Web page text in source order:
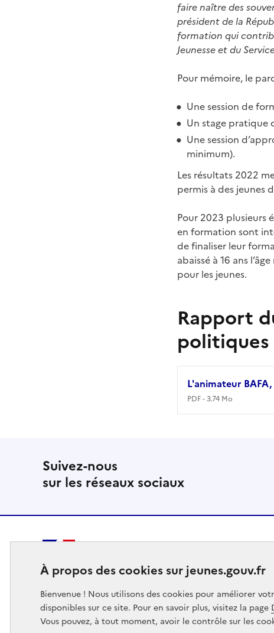
faire naître des
président de la
formation qui
Jeunesse et du
Pour mémoire, le
Une session de
Un stage pratique
Une session
minimum).
Les résultats 2022
permis à des jeunes
Pour 2023 plusieurs
en formation sont
de finaliser leur
abaissé à 16 ans
pour les jeunes.
Rapport
politiques
L'animateur
PDF - 3.74 Mo
Suivez-nous
sur les réseaux sociaux
MINISTÈRE
DES SPORTS
DE LA JEUNESSE
ET DE LA VIE ASSOCIATIVE
À propos des cookies sur jeunes.gouv.fr
Bienvenue ! Nous utilisons des cookies pour améliorer
disponibles sur ce site. Pour en savoir plus, visitez la page
Vous pouvez, à tout moment, avoir le contrôle sur les